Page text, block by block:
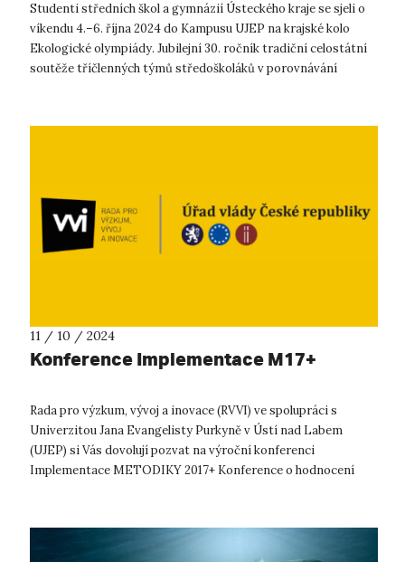
Studenti středních škol a gymnázií Ústeckého kraje se sjeli o
víkendu 4.–6. října 2024 do Kampusu UJEP na krajské kolo
Ekologické olympiády. Jubilejní 30. ročník tradiční celostátní
soutěže tříčlenných týmů středoškoláků v porovnávání
11 / 10 / 2024
Konference Implementace M17+
Rada pro výzkum, vývoj a inovace (RVVI) ve spolupráci s
Univerzitou Jana Evangelisty Purkyně v Ústí nad Labem
(UJEP) si Vás dovolují pozvat na výroční konferenci
Implementace METODIKY 2017+ Konference o hodnocení